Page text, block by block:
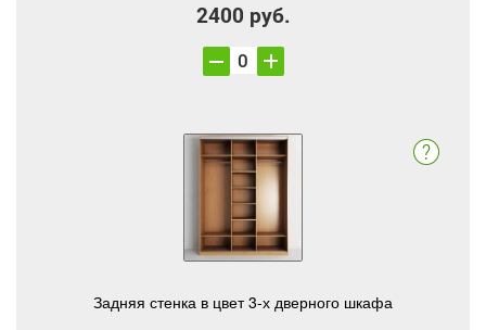
2400 руб.
Задняя стенка в цвет 3-х дверного шкафа